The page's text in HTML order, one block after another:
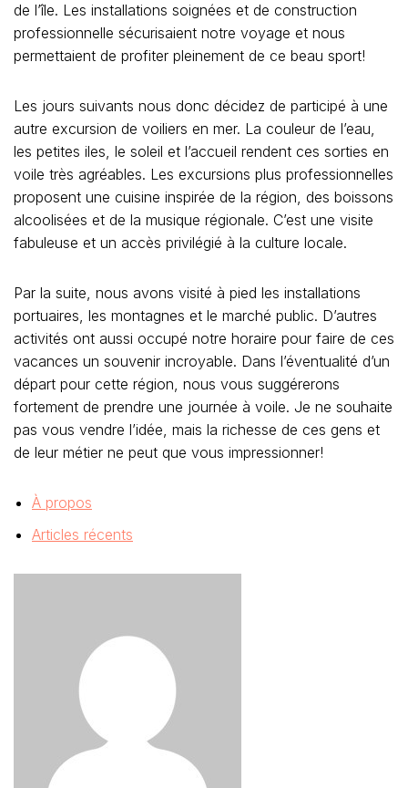
de l’île. Les installations soignées et de construction
professionnelle sécurisaient notre voyage et nous
permettaient de profiter pleinement de ce beau sport!
Les jours suivants nous donc décidez de participé à une
autre excursion de voiliers en mer. La couleur de l’eau,
les petites iles, le soleil et l’accueil rendent ces sorties en
voile très agréables. Les excursions plus professionnelles
proposent une cuisine inspirée de la région, des boissons
alcoolisées et de la musique régionale. C’est une visite
fabuleuse et un accès privilégié à la culture locale.
Par la suite, nous avons visité à pied les installations
portuaires, les montagnes et le marché public. D’autres
activités ont aussi occupé notre horaire pour faire de ces
vacances un souvenir incroyable. Dans l’éventualité d’un
départ pour cette région, nous vous suggérerons
fortement de prendre une journée à voile. Je ne souhaite
pas vous vendre l’idée, mais la richesse de ces gens et
de leur métier ne peut que vous impressionner!
À propos
Articles récents